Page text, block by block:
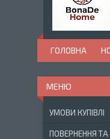
ГОЛОВНА
УМОВИ КУПІВЛІ
ПОВЕРНЕННЯ ТА